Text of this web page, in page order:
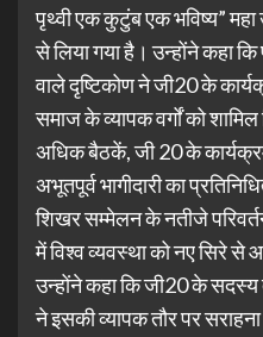
पृथ्वी एक कुटुंब एक भविष्य”
से लिया गया है। उन्होंने कहा
वाले दृष्टिकोण ने जी20 के
समाज के व्यापक वर्गों को
अधिक बैठकें, जी 20 के
अभूतपूर्व भागीदारी का
शिखर सम्मेलन के नतीजे
में विश्व व्यवस्था को नए सिरे से
उन्होंने कहा कि जी20 के
ने इसकी व्यापक तौर पर